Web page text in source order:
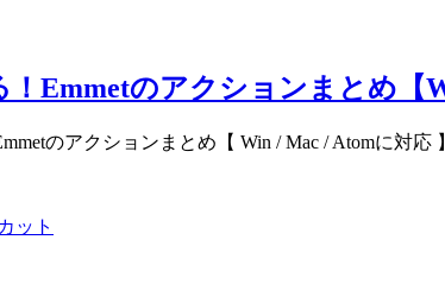
Emmetのアクションまとめ【
のアクションまとめ【 Win / Mac / Atomに対応 】
ット